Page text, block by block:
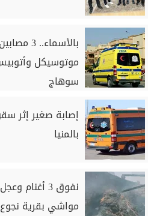
موتوسيكل
سوهاج
إصابة صغير إثر
بالمنيا
نفوق 3
مواشي بقرية